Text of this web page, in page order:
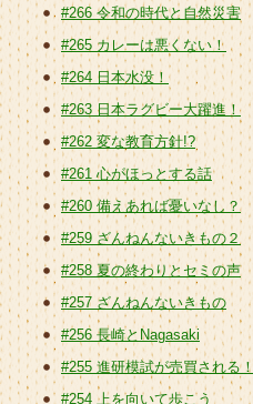
#266 令和の時代と自然災害
#265 カレーは悪くない！
#264 日本水没！
#263 日本ラグビー大躍進！
#262 変な教育方針!?
#261 心がほっとする話
#260 備えあれば憂いなし？
#259 ざんねんないきもの２
#258 夏の終わりとセミの声
#257 ざんねんないきもの
#256 長崎とNagasaki
#255 進研模試が売買される！
#254 上を向いて歩こう